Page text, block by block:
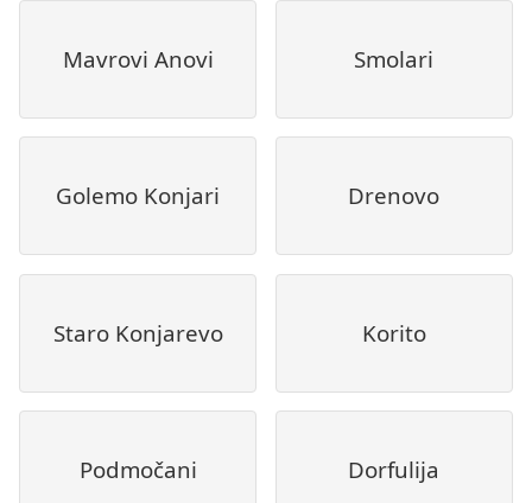
Mavrovi Anovi Smolari
Golemo Konjari Drenovo
Staro Konjarevo Korito
Podmočani Dorfulija